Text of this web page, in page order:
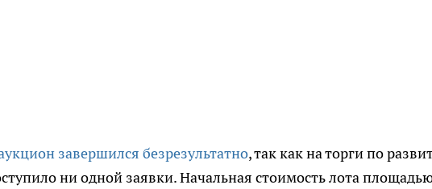
завершился безрезультатно, так как на торги по
ни одной заявки. Начальная стоимость лота